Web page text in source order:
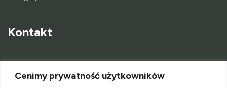
Cenimy prywatność użytkowników
Kontakt